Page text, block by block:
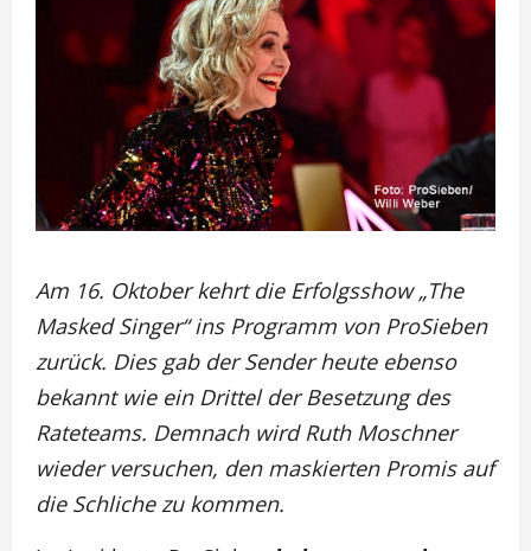
Am 16. Oktober kehrt die Erfolgsshow „The
Masked Singer“ ins Programm von ProSieben
zurück. Dies gab der Sender heute ebenso
bekannt wie ein Drittel der Besetzung des
Rateteams. Demnach wird Ruth Moschner
wieder versuchen, den maskierten Promis auf
die Schliche zu kommen.